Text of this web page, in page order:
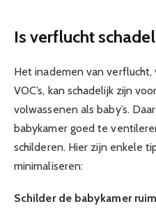
Is verflucht
Het inademen van
VOC’s, kan schadelijk zijn
volwassenen als baby’s.
babykamer goed te
schilderen. Hier zijn enkele
minimaliseren:
Schilder de babykamer